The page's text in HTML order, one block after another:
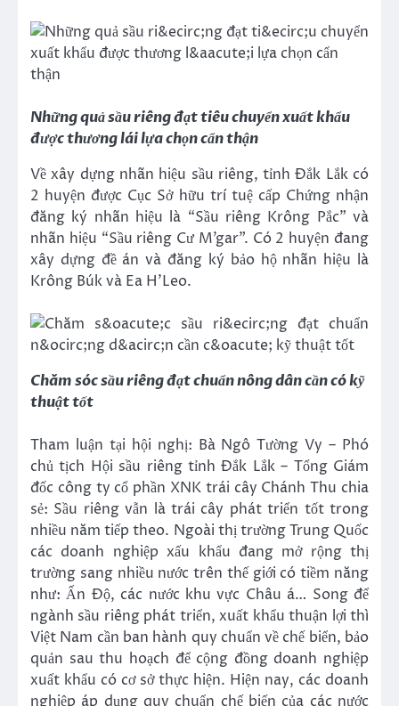
Những quả sầu riêng đạt tiêu chuyển xuất khẩu
được thương lái lựa chọn cẩn thận
Về xây dựng nhãn hiệu sầu riêng, tỉnh Đắk Lắk có
2 huyện được Cục Sở hữu trí tuệ cấp Chứng nhận
đăng ký nhãn hiệu là “Sầu riêng Krông Pắc” và
nhãn hiệu “Sầu riêng Cư M’gar”. Có 2 huyện đang
xây dựng đề án và đăng ký bảo hộ nhãn hiệu là
Krông Búk và Ea H’Leo.
Chăm sóc sầu riêng đạt chuẩn nông dân cần có kỹ
thuật tốt
Tham luận tại hội nghị: Bà Ngô Tường Vy – Phó
chủ tịch Hội sầu riêng tỉnh Đắk Lắk – Tổng Giám
đốc công ty cổ phần XNK trái cây Chánh Thu chia
sẻ: Sầu riêng vẫn là trái cây phát triển tốt trong
nhiều năm tiếp theo. Ngoài thị trường Trung Quốc
các doanh nghiệp xấu khẩu đang mở rộng thị
trường sang nhiều nước trên thế giới có tiềm năng
như: Ấn Độ, các nước khu vực Châu á… Song để
ngành sầu riêng phát triển, xuất khẩu thuận lợi thì
Việt Nam cần ban hành quy chuẩn về chế biển, bảo
quản sau thu hoạch để cộng đồng doanh nghiệp
xuất khẩu có cơ sở thực hiện. Hiện nay, các doanh
nghiệp áp dụng quy chuẩn chế biến của các nước